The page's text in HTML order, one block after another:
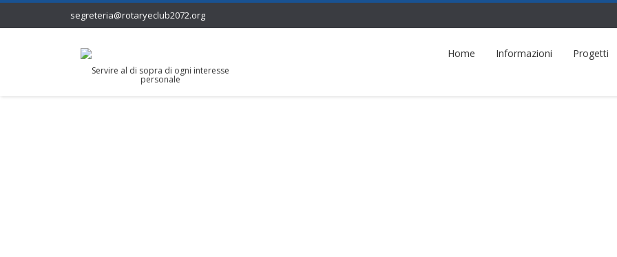
segreteria@rotaryeclub2072.org
Servire al di sopra di ogni interesse
personale
Home Informazioni Progetti